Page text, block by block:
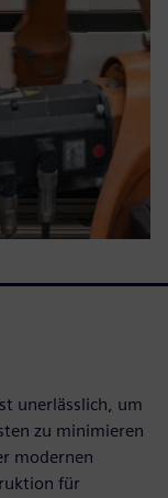
unerlässlich, um
zu minimieren
modernen
für